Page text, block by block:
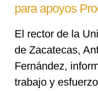
para apoyos
El rector de la
de Zacatecas,
Fernández,
trabajo y